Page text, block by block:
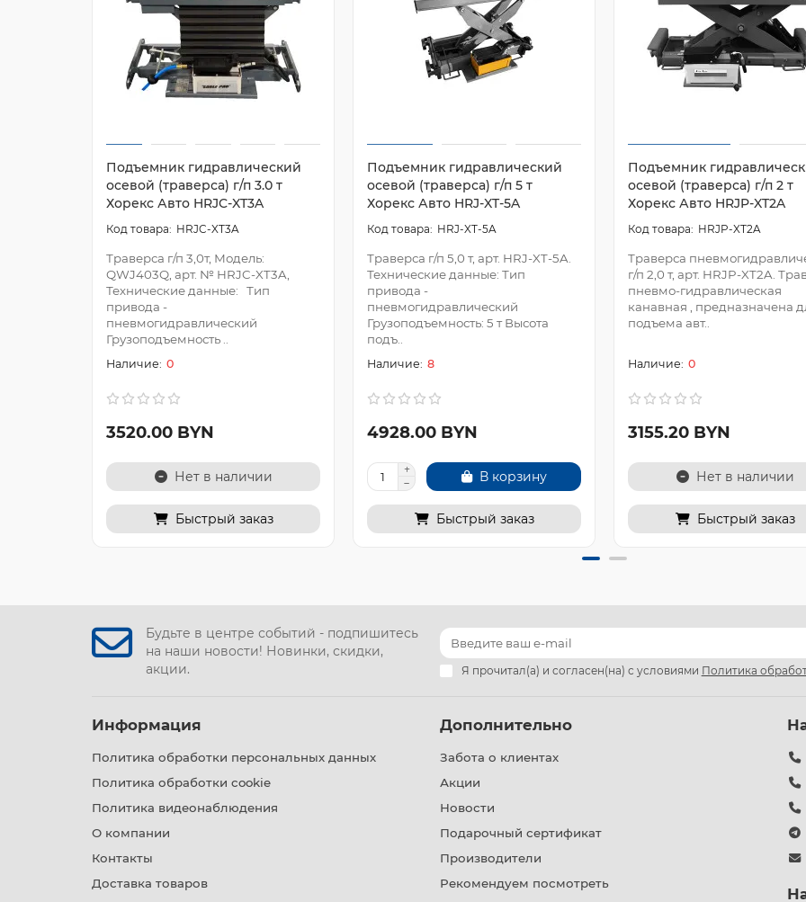
Подъемник гидравлический
осевой (траверса) г/п 3.0 т
Хорекс Авто HRJC-XT3A
HRJC-XT3A
Траверса г/п 3,0т, Модель:
QWJ403Q, арт. № HRJC-XT3A,
Технические данные: Тип
привода -
пневмогидравлический
Грузоподъемность ..
0
3520.00 BYN
Нет в наличии
Быстрый заказ
Подъемник гидравлический
осевой (траверса) г/п 5 т
Хорекс Авто HRJ-XT-5A
HRJ-XT-5A
Траверса г/п 5,0 т, арт. HRJ-XT-5A.
Технические данные: Тип
привода -
пневмогидравлический
Грузоподъемность: 5 т Высота
подъ..
8
4928.00 BYN
В корзину
Быстрый заказ
Подъемник
осевой (траверса) г/п 2 т
Хорекс Авто HRJP-XT2A
HRJP-XT2A
Траверса
г/п 2,0 т, арт. HRJP-XT2A.
пневмо-гидравлическая
канавная , предназначена
подъема авт..
0
3155.20 BYN
Нет в наличии
Быстрый заказ
Будьте в центре событий - подпишитесь
на наши новости! Новинки, скидки,
акции.
Я прочитал(а) и согласен(на) с условиями Политика
Информация
Политика обработки персональных данных
Политика обработки cookie
Политика видеонаблюдения
О компании
Контакты
Доставка товаров
Дополнительно
Забота о клиентах
Акции
Новости
Подарочный сертификат
Производители
Рекомендуем посмотреть